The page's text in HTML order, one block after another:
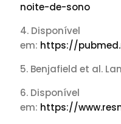
noite-de-sono
Disponível
em: https://
Benjafield et al.
Disponível
em: https://